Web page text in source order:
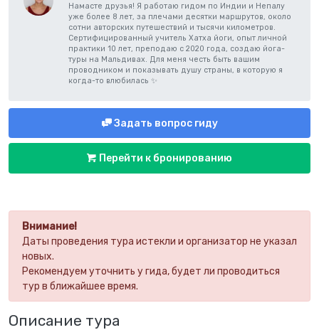
Внимание!
Даты проведения тура истекли и организатор не указал
новых.
Рекомендуем уточнить у гида, будет ли проводиться
тур в ближайшее время.
Описание тура
Намасте друзья! Я работаю гидом по Индии и Непалу
уже более 8 лет, за плечами десятки маршрутов, около
сотни авторских путешествий и тысячи километров.
Сертифицированный учитель Хатха йоги, опыт личной
практики 10 лет, преподаю с 2020 года, создаю йога-
туры на Мальдивах. Для меня честь быть вашим
проводником и показывать душу страны, в которую я
когда-то влюбилась ✨
Задать вопрос гиду
Перейти к бронированию